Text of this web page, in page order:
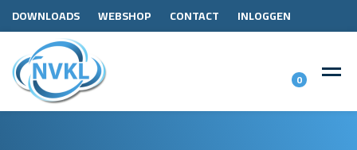
DOWNLOADS WEBSHOP CONTACT INLOGGEN
0